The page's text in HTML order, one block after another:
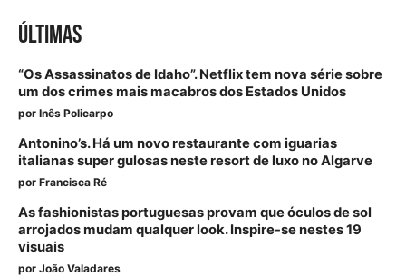
ÚLTIMAS
“Os Assassinatos de Idaho”. Netflix tem nova série sobre
um dos crimes mais macabros dos Estados Unidos
por Inês Policarpo
Antonino’s. Há um novo restaurante com iguarias
italianas super gulosas neste resort de luxo no Algarve
por Francisca Ré
As fashionistas portuguesas provam que óculos de sol
arrojados mudam qualquer look. Inspire-se nestes 19
visuais
por João Valadares